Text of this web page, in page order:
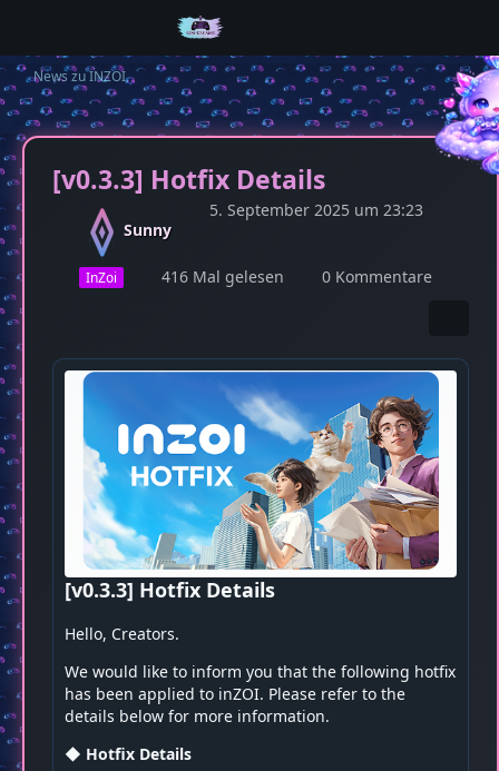
News zu INZOI
[v0.3.3] Hotfix Details
Sunny
5. September 2025 um 23:23
InZoi 416 Mal gelesen 0 Kommentare
[v0.3.3] Hotfix Details
Hello, Creators.
We would like to inform you that the following hotfix
has been applied to inZOI. Please refer to the
details below for more information.
◆ Hotfix Details